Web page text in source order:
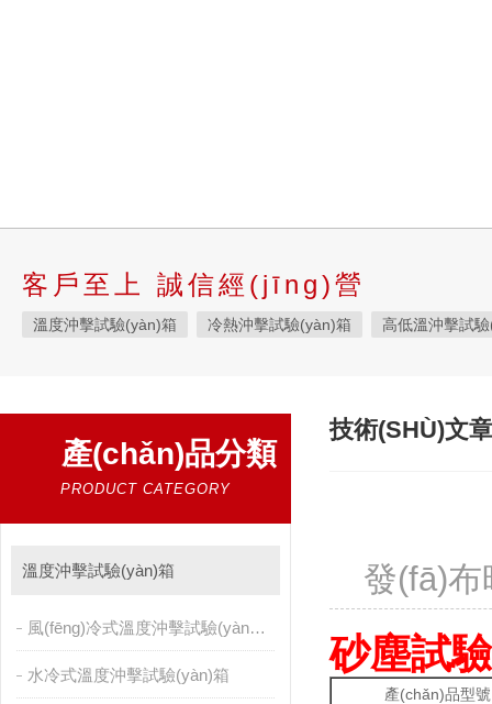
客戶至上 誠信經(jīng)營
溫度沖擊試驗(yàn)箱 冷熱沖擊試驗(yàn)箱 高低溫沖擊試
高低溫濕熱試驗(yàn)箱 步入式恒溫恒濕試驗(yàn)箱 高低
霉菌試驗(yàn)箱 應(yīng)力篩選試驗(yàn)箱
三綜合試驗(yàn)箱 鹽霧試驗(yàn)箱
耐氣候試驗(yàn)箱 高低溫/低氣壓試驗(yàn)箱 自然恒溫對
溫濕度光照淋雨試驗(yàn)箱
PCT高壓加速老化試驗(yàn)機(jī) 維修進(jìn)口試驗(yàn)箱
絕緣裂化.特性評
產(chǎn)品分類
PRODUCT CATEGORY
溫度沖擊試驗(yàn)箱
風(fēng)冷式溫度沖擊試驗(yàn)箱
水冷式溫度沖擊試驗(yàn)箱
技術(SHÙ)文
發(fā)
砂塵試
產(chǎn)品型號